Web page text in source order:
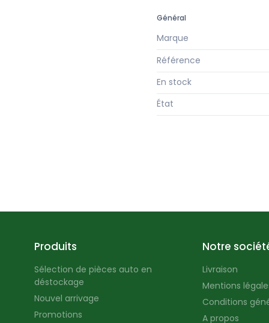
Général
Marque
Référence
En stock
État
Produits
Sélection de pièces auto en
déstockage
Nouvel arrivage
Promotions
Notre
Livraison
Mentions
Conditions
A propos